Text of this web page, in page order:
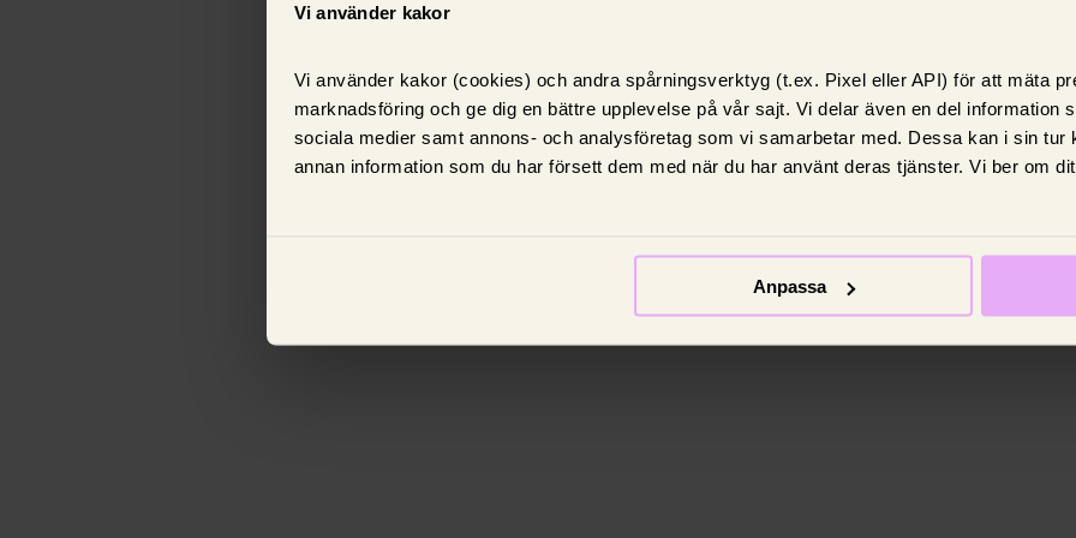
Vi använder kakor
Vi använder kakor (cookies) och andra spårningsverktyg (t.ex. Pixel eller API) för att mäta
marknadsföring och ge dig en bättre upplevelse på vår sajt. Vi delar även en del information
sociala medier samt annons- och analysföretag som vi samarbetar med. Dessa kan i sin tur
annan information som du har försett dem med när du har använt deras tjänster. Vi ber om
Anpassa